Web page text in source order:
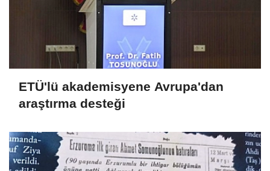
ETÜ'lü akademisyene Avrupa'dan
araştırma desteği